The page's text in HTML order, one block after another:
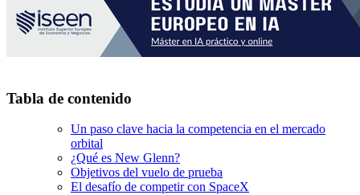
Tabla de contenido
Un paso clave hacia la competencia en el mercado
orbital
¿Qué es New Glenn?
Objetivos del vuelo de prueba
El desafío de competir con SpaceX